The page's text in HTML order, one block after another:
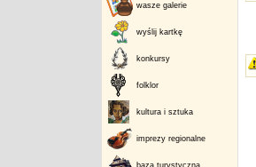
wasze galerie
wyślij kartkę
konkursy
folklor
kultura i sztuka
imprezy regionalne
baza turystyczna